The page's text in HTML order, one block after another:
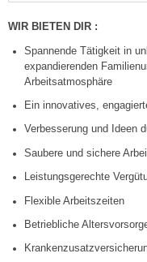
WIR BIETEN DIR :
Spannende Tätigkeit in
expandierenden
Arbeitsatmosphäre
Ein innovatives,
Verbesserung und Ideen
Saubere und sichere
Leistungsgerechte
Flexible Arbeitszeiten
Betriebliche